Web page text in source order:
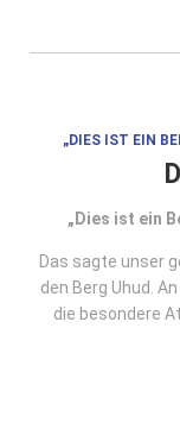
„DIES IST EIN
„Dies ist ein
Das sagte unser
den Berg Uhud.
die besondere